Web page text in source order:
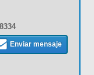
Enviar mensaje